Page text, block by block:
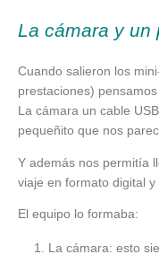
La cámara y un
Cuando salieron los
prestaciones)
La cámara un cable
pequeñito que nos
Y además nos permitía
viaje en formato digital
El equipo lo formaba:
La cámara: esto